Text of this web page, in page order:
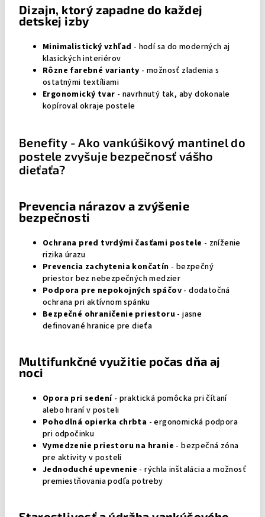
Dizajn, ktorý zapadne do každej
detskej izby
Minimalistický vzhľad - hodí sa do moderných aj
klasických interiérov
Rôzne farebné varianty - možnosť zladenia s
ostatnými textíliami
Ergonomický tvar - navrhnutý tak, aby dokonale
kopíroval okraje postele
Benefity - Ako vankúšikový mantinel do
postele zvyšuje bezpečnosť vášho
dieťaťa?
Prevencia nárazov a zvýšenie
bezpečnosti
Ochrana pred tvrdými časťami postele - zníženie
rizika úrazu
Prevencia zachytenia končatín - bezpečný
priestor bez nebezpečných medzier
Podpora pre nepokojných spáčov - dodatočná
ochrana pri aktívnom spánku
Bezpečné ohraničenie priestoru - jasne
definované hranice pre dieťa
Multifunkčné využitie počas dňa aj
noci
Opora pri sedení- praktická pomôcka pri čítaní
alebo hraní v posteli
Pohodlná opierka chrbta - ergonomická podpora
pri odpočinku
Vymedzenie priestoru na hranie - bezpečná zóna
pre aktivity v posteli
Jednoduché upevnenie - rýchla inštalácia a možnosť
premiestňovania podľa potreby